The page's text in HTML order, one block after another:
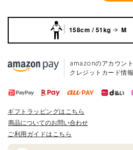
158cm / 51kg M
amazonのアカウン
クレジットカード情
ギフトラッピングはこちら
商品についてのお問い合わせ
ご利用ガイドはこちら